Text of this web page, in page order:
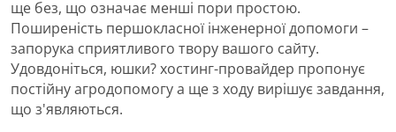
ще без, що означає менші пори простою.
Поширеність першокласної інженерної допомоги –
запорука сприятливого твору вашого сайту.
Удовдоніться, юшки? хостинг-провайдер пропонує
постійну агродопомогу а ще з ходу вирішує завдання,
що з'являються.